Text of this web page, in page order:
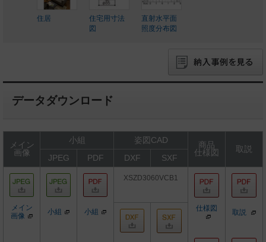
住居
住宅用寸法
図
直射水平面
照度分布図
データダウンロード
メイン
画像
小組 姿図CAD
商品
仕様図
取説
JPEG
PDF DXF SXF
メイン
画像
小組 小組
XSZD3060VCB1
仕様図 取説